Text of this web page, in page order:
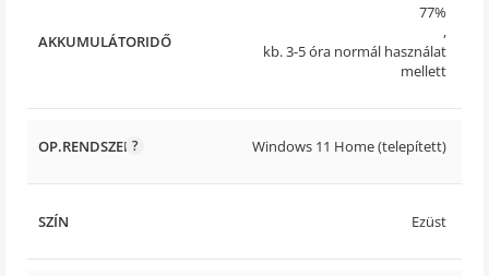
AKKUMULÁTORIDŐ
77%
,
kb. 3-5 óra normál használat
mellett
OP.RENDSZER Windows 11 Home (telepített)
SZÍN Ezüst